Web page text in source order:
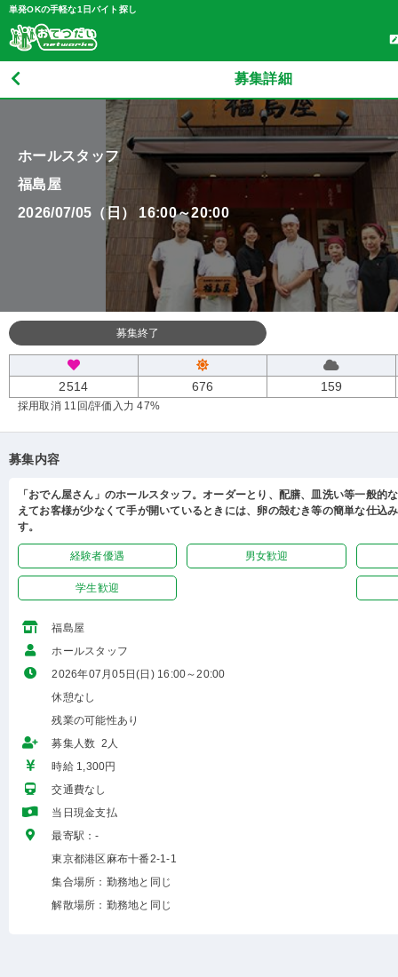
単発OKの手軽な1日バイト探し
募集詳細
ホールスタッフ
福島屋
2026/07/05（日） 16:00～20:00
募集終了
2514 676 159
採用取消 11回/評価入力 47%
募集内容
「おでん屋さん」のホールスタッフ。オーダーとり、配膳、皿洗い等一般的
えてお客様が少なくて手が開いているときには、卵の殻むき等の簡単な仕込
す。
経験者優遇 男女歓迎
学生歓迎
福島屋
ホールスタッフ
2026年07月05日(日) 16:00～20:00
休憩なし
残業の可能性あり
募集人数 2人
時給 1,300円
交通費なし
当日現金支払
最寄駅：-
東京都港区麻布十番2-1-1
集合場所：勤務地と同じ
解散場所：勤務地と同じ